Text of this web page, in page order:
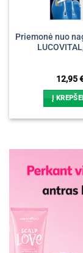
Priemonė nuo
12,95
Į